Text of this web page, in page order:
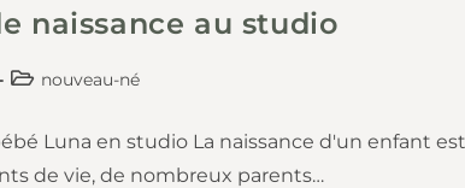
naissance au studio
nouveau-né
Luna en studio La naissance d'un enfant
de vie, de nombreux parents…